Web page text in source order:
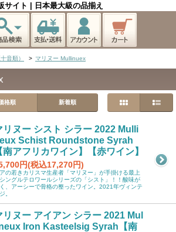
サイト | 日本最大級の品揃え
音順） > マリヌー Mullinuex
格順 新着順
リヌー シスト シラー 2022 Mulli
Schist Roundstone Syrah
南アフリカワイン】【赤ワイン】
円(税込17,270円)
の若きカリスマ生産者「マリヌー」が手掛ける最上
ングルテロワールシリーズの「シスト」！！酸味が
、アーシーで骨格の整ったワイン。2021年ヴィンテ
。
リヌー アイアン シラー 2021 Mul
Iron Kasteelsig Syrah【南